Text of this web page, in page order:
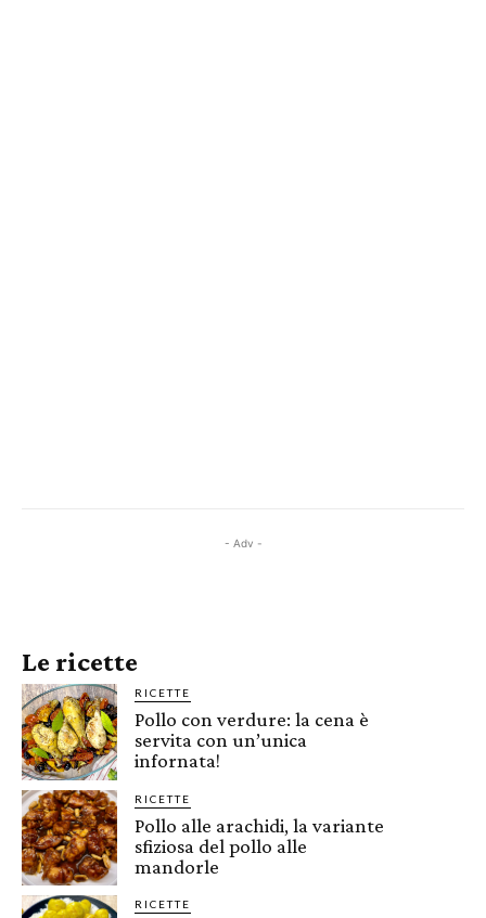
- Adv -
Le ricette
RICETTE
Pollo con verdure: la cena è
servita con un’unica
infornata!
RICETTE
Pollo alle arachidi, la variante
sfiziosa del pollo alle
mandorle
RICETTE